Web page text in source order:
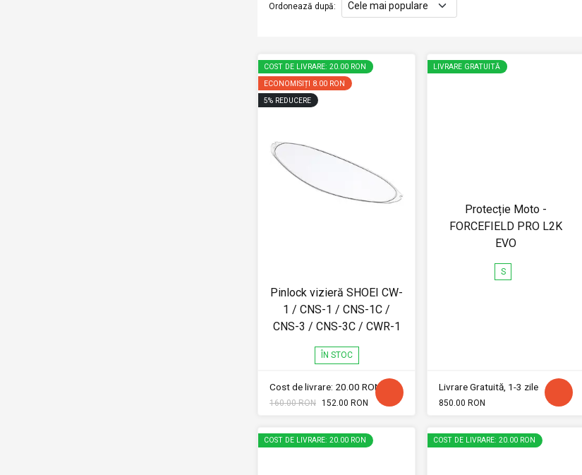
Ordonează după:
COST DE LIVRARE: 20.00 RON
ECONOMISIȚI 8.00 RON
5% REDUCERE
Pinlock vizieră SHOEI CW-
1 / CNS-1 / CNS-1C /
CNS-3 / CNS-3C / CWR-1
ÎN STOC
Cost de livrare: 20.00 RON
160.00 RON 152.00 RON
LIVRARE GRATUITĂ
Protecție Moto -
FORCEFIELD PRO L2K
EVO
S
Livrare Gratuită, 1-3 zile
850.00 RON
COST DE LIVRARE: 20.00 RON COST DE LIVRARE: 20.00 RON